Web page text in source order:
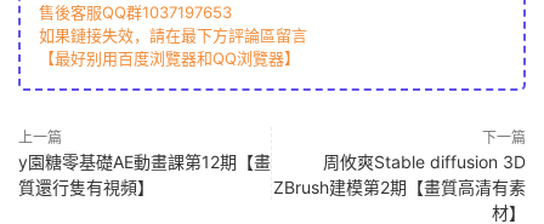
售後客服QQ群1037197653
如果鏈接失效，請在最下方評論區留言
【最好别用百度浏覽器和QQ浏覽器】
上一篇
y園糖零基礎AE動畫課第12期【畫
質還行隻有視頻】
下一篇
周攸爽Stable diffusion 3D
ZBrush建模第2期【畫質高清有素
材】